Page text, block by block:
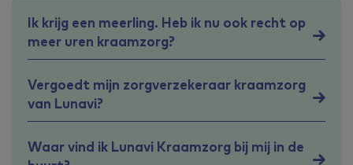
Ik krijg een meerling. Heb ik nu ook recht op
meer uren kraamzorg?
Vergoedt mijn zorgverzekeraar kraamzorg
van Lunavi?
Waar vind ik Lunavi Kraamzorg bij mij in de